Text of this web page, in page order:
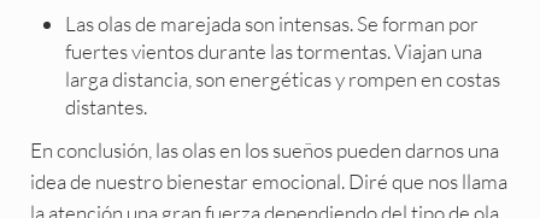
Las olas de marejada son intensas. Se forman por
fuertes vientos durante las tormentas. Viajan una
larga distancia, son energéticas y rompen en costas
distantes.
En conclusión, las olas en los sueños pueden darnos una
idea de nuestro bienestar emocional. Diré que nos llama
la atención una gran fuerza dependiendo del tipo de ola